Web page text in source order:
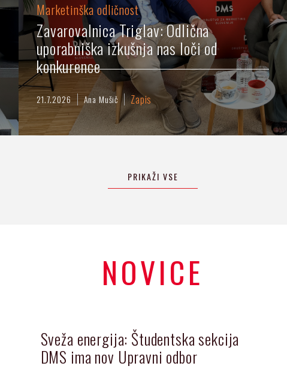
Marketinška odličnost
Zavarovalnica Triglav: Odlična
uporabniška izkušnja nas loči od
konkurence
21.7.2026 Ana Mušič Zapis
PRIKAŽI VSE
NOVICE
Sveža energija: Študentska sekcija
DMS ima nov Upravni odbor